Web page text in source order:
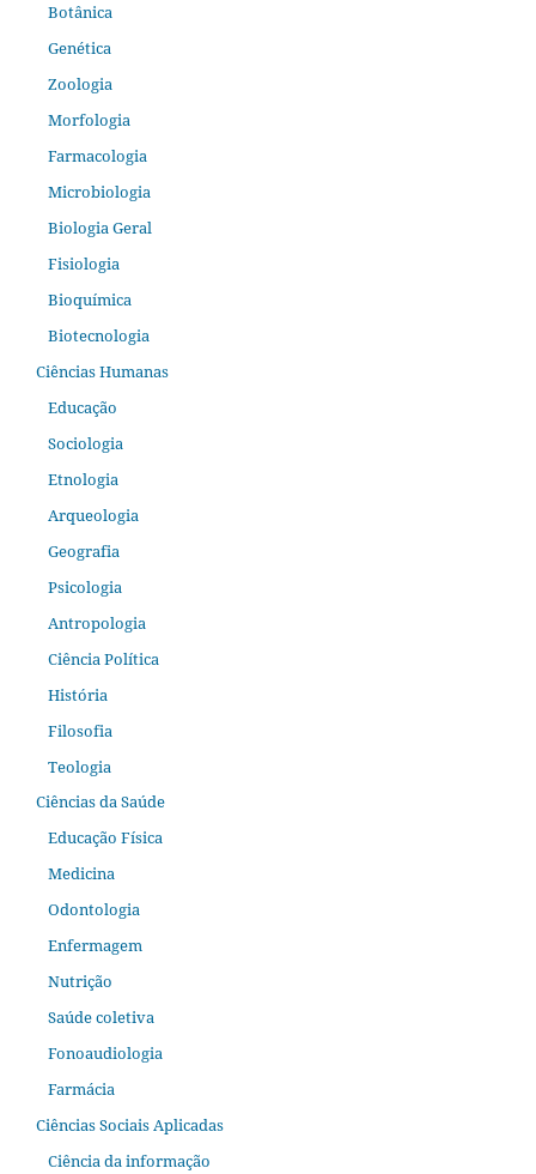
Botânica
Genética
Zoologia
Morfologia
Farmacologia
Microbiologia
Biologia Geral
Fisiologia
Bioquímica
Biotecnologia
Ciências Humanas
Educação
Sociologia
Etnologia
Arqueologia
Geografia
Psicologia
Antropologia
Ciência Política
História
Filosofia
Teologia
Ciências da Saúde
Educação Física
Medicina
Odontologia
Enfermagem
Nutrição
Saúde coletiva
Fonoaudiologia
Farmácia
Ciências Sociais Aplicadas
Ciência da informação